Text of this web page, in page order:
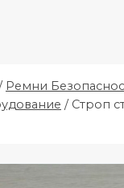
Ремни
/ Строп